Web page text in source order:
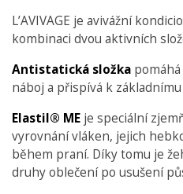
L’AVIVAGE je avivážní
kombinaci dvou aktivních
Antistatická složka
náboj a přispívá k
Elastil® ME je speciální
vyrovnání vláken, jejich
během praní. Díky tomu je
druhy oblečení po usušení